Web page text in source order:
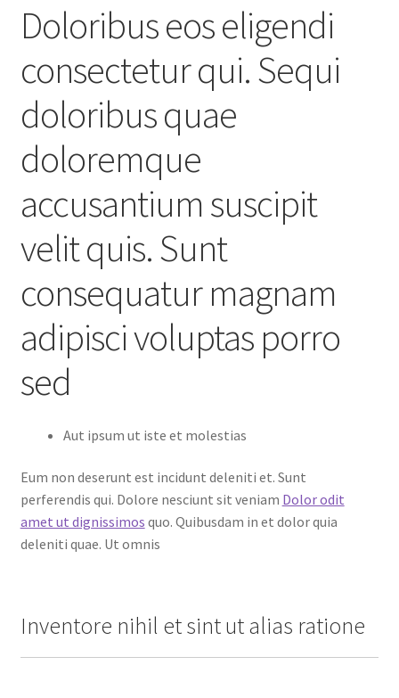
Doloribus eos eligendi
consectetur qui. Sequi
doloribus quae
doloremque
accusantium suscipit
velit quis. Sunt
consequatur magnam
adipisci voluptas porro
sed
Aut ipsum ut iste et molestias
Eum non deserunt est incidunt deleniti et. Sunt
perferendis qui. Dolore nesciunt sit veniam Dolor odit
amet ut dignissimos quo. Quibusdam in et dolor quia
deleniti quae. Ut omnis
Inventore nihil et sint ut alias ratione